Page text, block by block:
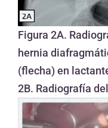
Figura 2A.
hernia
(flecha) en
2B. Radiografía